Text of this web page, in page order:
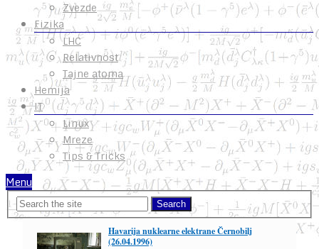
Zvezde
Fizika
LHC
Relativnost
Tajne atoma
Hemija
IT
Linux
Mreze
Tips & Tricks
Menu
Havarija nuklearne elektrane Černobilj
(26.04.1996)